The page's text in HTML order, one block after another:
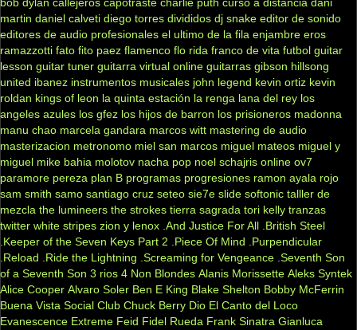
martin daniel calveti diego torres divididos dj snake editor de sonido
editores de audio profesionales el ultimo de la fila enjambre eros
ramazzotti fato fito paez flamenco flo rida franco de vita futbol guitar
lesson guitar tuner guitarra virtual online guitarras gibson hillsong
united ibanez instrumentos musicales john legend kevin ortiz kevin
roldan kings of leon la quinta estación la renga lana del rey los
angeles azules los gfez los hijos de barron los prisioneros madonna
manu chao marcela gandara marcos witt mastering de audio
masterizacion metronomo miel san marcos miguel mateos miguel y
miguel mike bahia molotov nacha pop noel schajris online ov7
paramore pereza plan B programas progresiones ramon ayala rojo
sam smith samo santiago cruz seteo sie7e slide softonic talller de
mezcla the lumineers the strokes tierra sagrada tori kelly tranzas
twitter white stripes zion y lenox .And Justice For All .British Steel
.Keeper of the Seven Keys Part 2
.Piece Of Mind
.Purpendicular
.Reload
.Ride the Lightning .Screaming for Vengeance .Seventh Son
of a Seventh Son 3 rios 4 Non Blondes Alanis Morissette Aleks Syntek
Alice Cooper Alvaro Soler Ben E King Blake Shelton Bobby McFerrin
Buena Vista Social Club Chuck Berry Dio El Canto del Loco
Evanescence Extreme Feid Fidel Rueda Frank Sinatra Gianluca